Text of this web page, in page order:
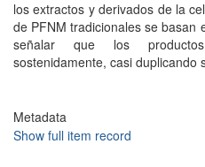
los extractos y derivados de la
de PFNM tradicionales se basan
señalar que los
sostenidamente, casi duplicando
Metadata
Show full item record